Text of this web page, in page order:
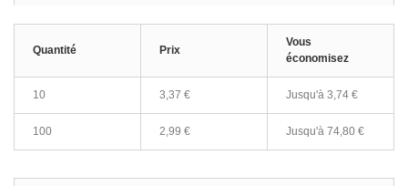
Quantité Prix
Vous
économisez
10 3,37 € Jusqu'à 3,74 €
100 2,99 € Jusqu'à 74,80 €